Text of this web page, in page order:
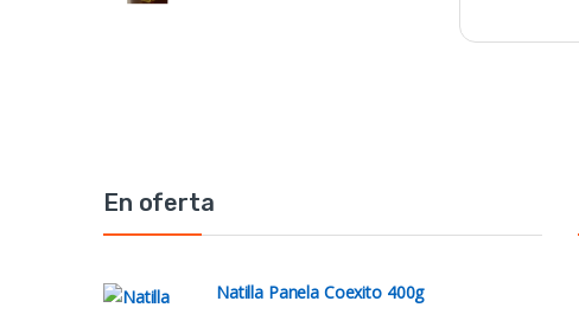
En oferta
Natilla Panela Coexito 400g